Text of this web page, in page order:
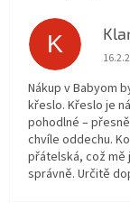
K
Nákup v Babyom
křeslo. Křeslo je
pohodlné –
chvíle oddechu.
přátelská, což mě
správně. Určitě